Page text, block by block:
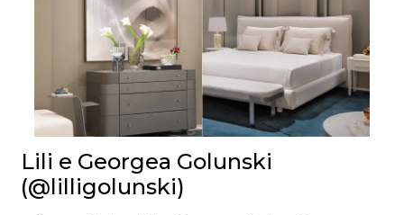
Lili e Georgea Golunski
(@lilligolunski)